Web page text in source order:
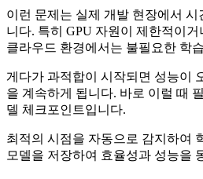
이런 문제는 실제 개발 현장에서
니다. 특히 GPU 자원이 제한적이
클라우드 환경에서는 불필요한 학
게다가 과적합이 시작되면 성능이
을 계속하게 됩니다. 바로 이럴 때
델 체크포인트입니다.
최적의 시점을 자동으로 감지하여
모델을 저장하여 효율성과 성능을